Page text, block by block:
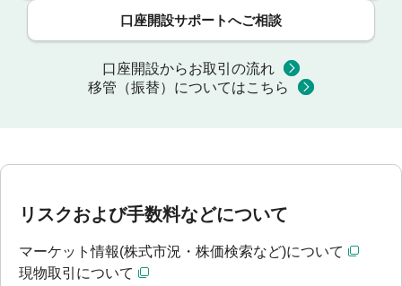
口座開設サポートへご相談
口座開設からお取引の流れ
移管（振替）についてはこちら
リスクおよび手数料などについて
マーケット情報(株式市況・株価検索など)について
現物取引について